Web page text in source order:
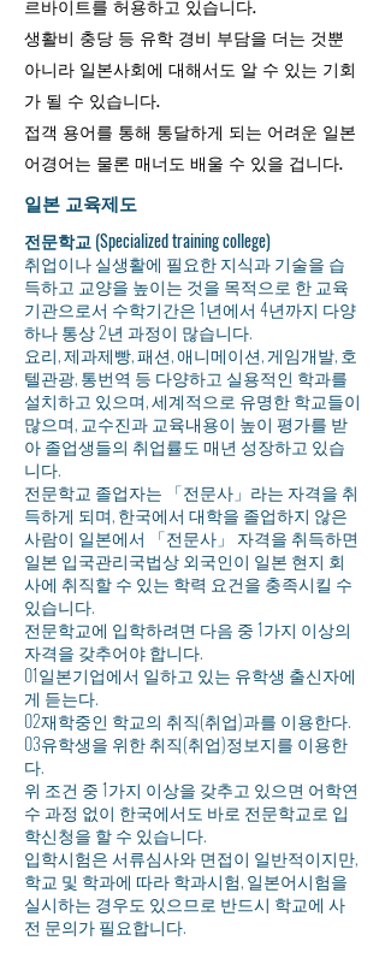
르바이트를 허용하고 있습니다.
생활비 충당 등 유학 경비 부담을 더는 것뿐
아니라 일본사회에 대해서도 알 수 있는 기회
가 될 수 있습니다.
접객 용어를 통해 통달하게 되는 어려운 일본
어경어는 물론 매너도 배울 수 있을 겁니다.
일본 교육제도
전문학교 (Specialized training college)
취업이나 실생활에 필요한 지식과 기술을 습
득하고 교양을 높이는 것을 목적으로 한 교육
기관으로서 수학기간은 1년에서 4년까지 다양
하나 통상 2년 과정이 많습니다.
요리, 제과제빵, 패션, 애니메이션, 게임개발, 호
텔관광, 통번역 등 다양하고 실용적인 학과를
설치하고 있으며, 세계적으로 유명한 학교들이
많으며, 교수진과 교육내용이 높이 평가를 받
아 졸업생들의 취업률도 매년 성장하고 있습
니다.
전문학교 졸업자는 「전문사」라는 자격을 취
득하게 되며, 한국에서 대학을 졸업하지 않은
사람이 일본에서 「전문사」 자격을 취득하면
일본 입국관리국법상 외국인이 일본 현지 회
사에 취직할 수 있는 학력 요건을 충족시킬 수
있습니다.
전문학교에 입학하려면 다음 중 1가지 이상의
자격을 갖추어야 합니다.
01일본기업에서 일하고 있는 유학생 출신자에
게 듣는다.
02재학중인 학교의 취직(취업)과를 이용한다.
03유학생을 위한 취직(취업)정보지를 이용한
다.
위 조건 중 1가지 이상을 갖추고 있으면 어학연
수 과정 없이 한국에서도 바로 전문학교로 입
학신청을 할 수 있습니다.
입학시험은 서류심사와 면접이 일반적이지만,
학교 및 학과에 따라 학과시험, 일본어시험을
실시하는 경우도 있으므로 반드시 학교에 사
전 문의가 필요합니다.